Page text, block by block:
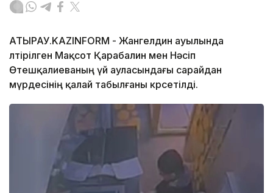
АТЫРАУ.KAZINFORM - Жангелдин ауылында
өлтірілген Мақсот Қарабалин мен Нәсіп
Өтешқалиеваның үй ауласындағы сарайдан
мүрдесінің қалай табылғаны көрсетілді.